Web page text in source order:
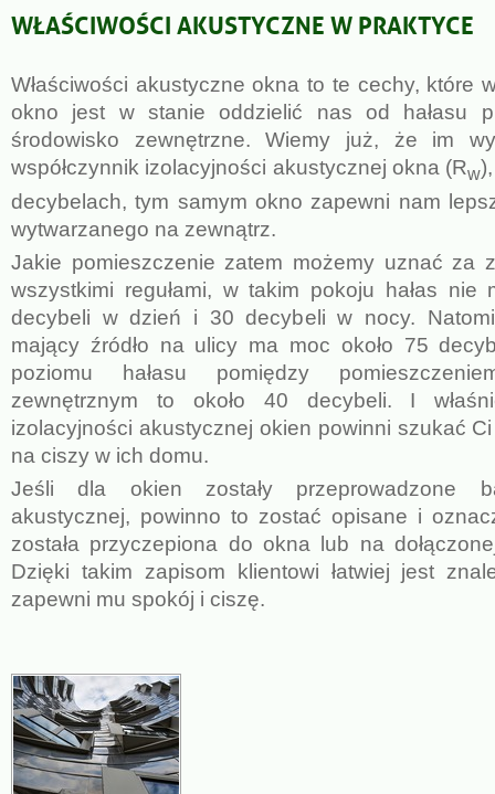
WŁAŚCIWOŚCI AKUSTYCZNE W PRAKTYCE
Właściwości akustyczne okna to te cechy, które
okno jest w stanie oddzielić nas od hałasu
środowisko zewnętrzne. Wiemy już, że im
współczynnik izolacyjności akustycznej okna (Rw
decybelach, tym samym okno zapewni nam
wytwarzanego na zewnątrz.
Jakie pomieszczenie zatem możemy uznać za
wszystkimi regułami, w takim pokoju hałas nie
decybeli w dzień i 30 decybeli w nocy.
mający źródło na ulicy ma moc około 75
poziomu hałasu pomiędzy
zewnętrznym to około 40 decybeli. I
izolacyjności akustycznej okien powinni szukać
na ciszy w ich domu.
Jeśli dla okien zostały przeprowadzone
akustycznej, powinno to zostać opisane i
została przyczepiona do okna lub na
Dzięki takim zapisom klientowi łatwiej jest
zapewni mu spokój i ciszę.